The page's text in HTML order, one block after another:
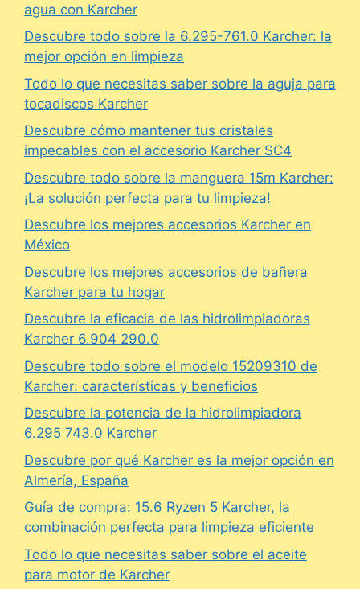
agua con Karcher
Descubre todo sobre la 6.295-761.0 Karcher: la
mejor opción en limpieza
Todo lo que necesitas saber sobre la aguja para
tocadiscos Karcher
Descubre cómo mantener tus cristales
impecables con el accesorio Karcher SC4
Descubre todo sobre la manguera 15m Karcher:
¡La solución perfecta para tu limpieza!
Descubre los mejores accesorios Karcher en
México
Descubre los mejores accesorios de bañera
Karcher para tu hogar
Descubre la eficacia de las hidrolimpiadoras
Karcher 6.904 290.0
Descubre todo sobre el modelo 15209310 de
Karcher: características y beneficios
Descubre la potencia de la hidrolimpiadora
6.295 743.0 Karcher
Descubre por qué Karcher es la mejor opción en
Almería, España
Guía de compra: 15.6 Ryzen 5 Karcher, la
combinación perfecta para limpieza eficiente
Todo lo que necesitas saber sobre el aceite
para motor de Karcher